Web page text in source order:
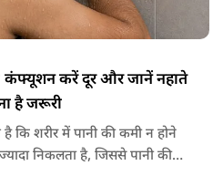
कंफ्यूशन करें दूर और जानें नहाते
है जरूरी
शरीर में पानी की कमी न होने
निकलता है, जिससे पानी की